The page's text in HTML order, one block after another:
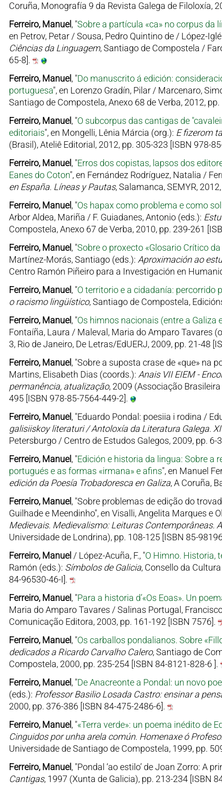
Coruña, Monografía 9 da Revista Galega de Filoloxía,
Ferreiro, Manuel, "Sobre a partícula «ca» no corpus da
en Petrov, Petar / Sousa, Pedro Quintino de / López-
Ciências da Linguagem, Santiago de Compostela /
65-8].
Ferreiro, Manuel, "Do manuscrito á edición:
portuguesa", en Lorenzo Gradín, Pilar / Marcenaro,
Santiago de Compostela, Anexo 68 de Verba, 2012,
Ferreiro, Manuel, "O subcorpus das cantigas de
editoriais", en Mongelli, Lênia Márcia (org.): E fizerom
(Brasil), Ateliê Editorial, 2012, pp. 305-323 [ISBN 978-
Ferreiro, Manuel, "Erros dos copistas, lapsos dos
Eanes do Coton", en Fernández Rodríguez, Natalia /
en España. Líneas y Pautas, Salamanca, SEMYR,
Ferreiro, Manuel, "Os hapax como problema e como
Arbor Aldea, Mariña / F. Guiadanes, Antonio (eds.):
Compostela, Anexo 67 de Verba, 2010, pp. 239-261
Ferreiro, Manuel, "Sobre o proxecto «Glosario Crítico
Martínez-Morás, Santiago (eds.): Aproximación ao
Centro Ramón Piñeiro para a Investigación en
Ferreiro, Manuel, "O territorio e a cidadanía: percorrido
o racismo lingüístico, Santiago de Compostela,
Ferreiro, Manuel, "Os himnos nacionais (entre a Galiza
Fontaíña, Laura / Maleval, Maria do Amparo Tavares
3, Rio de Janeiro, De Letras/EdUERJ, 2009, pp. 21-48
Ferreiro, Manuel, "Sobre a suposta crase de «que» na
Martins, Elisabeth Dias (coords.): Anais VII EIEM -
permanência, atualização, 2009 (Associação
495 [ISBN 978-85-7564-449-2].
Ferreiro, Manuel, "Eduardo Pondal: poesiia i rodina /
galisiiskoy literaturi / Antoloxía da Literatura Galega.
Petersburgo / Centro de Estudos Galegos, 2009, pp. 6-
Ferreiro, Manuel, "Edición e historia da lingua: Sobre a
portugués e as formas «irmana» e afins", en Manuel
edición da Poesía Trobadoresca en Galiza, A Coruña,
Ferreiro, Manuel, "Sobre problemas de edição do
Guilhade e Meendinho", en Visalli, Angelita Marques e
Medievais. Medievalismo: Leituras Contemporâneas.
Universidade de Londrina), pp. 108-125 [ISBN 85-
Ferreiro, Manuel / López-Acuña, F., "O Himno. Historia,
Ramón (eds.): Símbolos de Galicia, Consello da
84-96530-46-I].
Ferreiro, Manuel, "Para a historia d’«Os Eoas». Un
Maria do Amparo Tavares / Salinas Portugal,
Comunicação Editora, 2003, pp. 161-192 [ISBN 7576].
Ferreiro, Manuel, "Os carballos pondalianos. Sobre
dedicados a Ricardo Carvalho Calero, Santiago de
Compostela, 2000, pp. 235-254 [ISBN 84-8121-828-6 ].
Ferreiro, Manuel, "De Anacreonte a Pondal: un novo
(eds.): Professor Basilio Losada Castro: ensinar a
2000, pp. 376-386 [ISBN 84-475-2486-6].
Ferreiro, Manuel, "«Terra verde»: un poema inédito de
Cinguidos por unha arela común. Homenaxe ó
Universidade de Santiago de Compostela, 1999, pp.
Ferreiro, Manuel, "Pondal ‘ao estilo’ de Joan Zorro: A
Cantigas, 1997 (Xunta de Galicia), pp. 213-234 [ISBN